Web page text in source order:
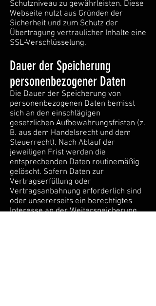
Schutzniveau zu gewährleisten. Diese
Webseite nutzt aus Gründen der
Sicherheit und zum Schutz der
Übertragung vertraulicher Inhalte eine
SSL-Verschlüsselung.
Dauer der Speicherung
personenbezogener Daten
Die Dauer der Speicherung von
personenbezogenen Daten bemisst
sich an den einschlägigen
gesetzlichen Aufbewahrungsfristen (z.
B. aus dem Handelsrecht und dem
Steuerrecht). Nach Ablauf der
jeweiligen Frist werden die
entsprechenden Daten routinemäßig
gelöscht. Sofern Daten zur
Vertragserfüllung oder
Vertragsanbahnung erforderlich sind
oder unsererseits ein berechtigtes
Interesse an der Weiterspeicherung